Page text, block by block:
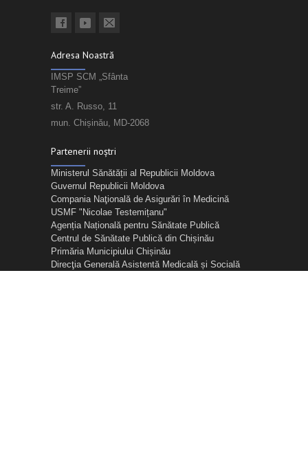
Adresa Noastră
IMSP SCM „Sfânta
Treime”
str. A. Russo, 11
mun. Chișinău, MD-2068
Partenerii noștri
Ministerul Sănătății al Republicii Moldova
Guvernul Republicii Moldova
Compania Naţională de Asigurări în Medicină
USMF "Nicolae Testemițanu"
Agenția Națională pentru Sănătate Publică
Centrul de Sănătate Publică din Chișinău
Primăria Municipiului Chișinău
Direcţia Generală Asistentă Medicală și Socială